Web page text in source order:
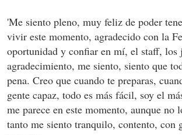
'Me siento pleno, muy feliz de poder
vivir este momento, agradecido con la
oportunidad y confiar en mí, el staff, los
agradecimiento, me siento, siento que
pena. Creo que cuando te preparas,
gente capaz, todo es más fácil, soy el
me parece en este momento, aunque no
tanto me siento tranquilo, contento, con